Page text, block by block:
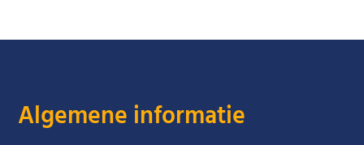
Algemene informatie